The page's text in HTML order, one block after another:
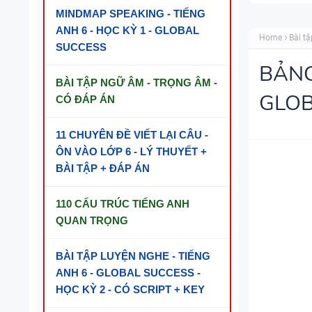
MINDMAP SPEAKING - TIẾNG
ANH 6 - HỌC KỲ 1 - GLOBAL
SUCCESS
BÀI TẬP NGỮ ÂM - TRỌNG ÂM -
CÓ ĐÁP ÁN
11 CHUYÊN ĐỀ VIẾT LẠI CÂU -
ÔN VÀO LỚP 6 - LÝ THUYẾT +
BÀI TẬP + ĐÁP ÁN
110 CẤU TRÚC TIẾNG ANH
QUAN TRỌNG
BÀI TẬP LUYỆN NGHE - TIẾNG
ANH 6 - GLOBAL SUCCESS -
HỌC KỲ 2 - CÓ SCRIPT + KEY
Home Bài